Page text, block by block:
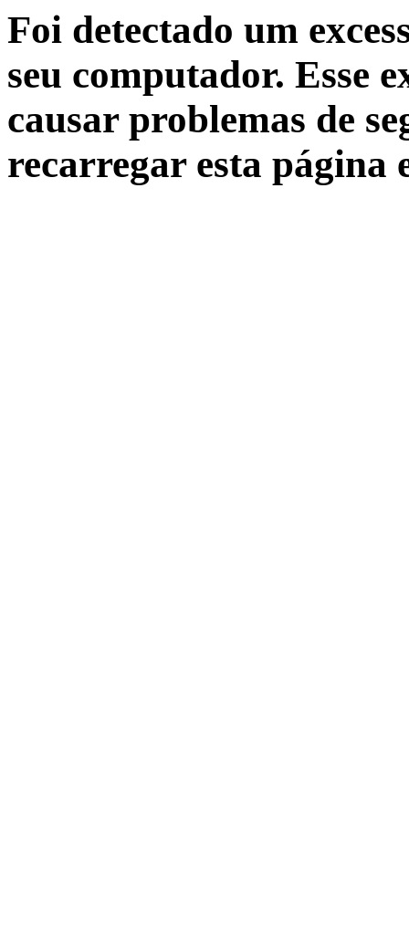
Foi detectado um
seu computador. Esse
causar problemas de
recarregar esta página